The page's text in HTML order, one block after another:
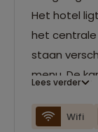
Het hotel
het centrale
staan
menu. De
Lees verder
Wifi